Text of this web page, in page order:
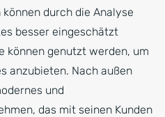
durch die Analyse
besser eingeschätzt
können genutzt werden, um
anzubieten. Nach außen
und
das mit seinen Kunden